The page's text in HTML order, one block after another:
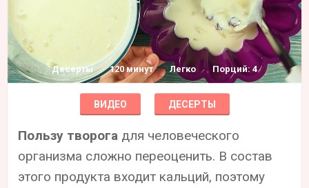
Десерты 120 минут Легко Порций: 4
ВИДЕО ДЕСЕРТЫ
Пользу творога для человеческого
организма сложно переоценить. В состав
этого продукта входит кальций, поэтому